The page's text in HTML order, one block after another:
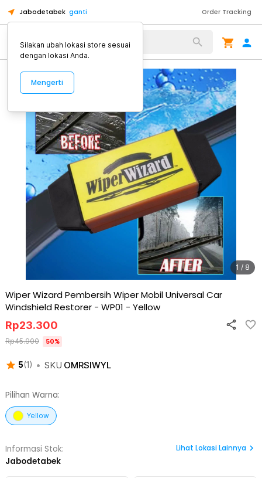
Jabodetabek ganti Order Tracking
Alat Kopi
1 / 8
Wiper Wizard Pembersih Wiper Mobil Universal Car
Windshield Restorer - WP01 - Yellow
5(1 ) • SKU OMRSIWYL
Rp23.300
Rp45.900 50%
Pilihan Warna:
Yellow
Informasi Stok:
Jabodetabek
Lihat Lokasi Lainnya
Silakan ubah lokasi store sesuai
dengan lokasi Anda.
Mengerti